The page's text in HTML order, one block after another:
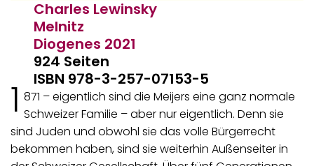
Charles Lewinsky
Melnitz
Diogenes 2021
924 Seiten
ISBN 978-3-257-07153-5
1 871 – eigentlich sind die Meijers eine ganz normale
Schweizer Familie – aber nur eigentlich. Denn sie
sind Juden und obwohl sie das volle Bürgerrecht
bekommen haben, sind sie weiterhin Außenseiter in